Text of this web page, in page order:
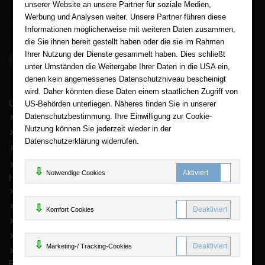
05563 / 9996039
AHA-BUCH GmbH
Garlebsen 48
Wir sind gerne für Sie persönlich da.
Über AHA-BUCH
AGB
Impressum
Widerruf
Hilfe
Kontakt
Sitemap
Newsletter
Mein Konto
unserer Website an unsere Partner für soziale Medien,
Werbung und Analysen weiter. Unsere Partner führen diese
Informationen möglicherweise mit weiteren Daten zusammen,
die Sie ihnen bereit gestellt haben oder die sie im Rahmen
Ihrer Nutzung der Dienste gesammelt haben. Dies schließt
unter Umständen die Weitergabe Ihrer Daten in die USA ein,
denen kein angemessenes Datenschutzniveau bescheinigt
wird. Daher könnten diese Daten einem staatlichen Zugriff von
US-Behörden unterliegen. Näheres finden Sie in unserer
Datenschutzbestimmung. Ihre Einwilligung zur Cookie-
Nutzung können Sie jederzeit wieder in der
Datenschutzerklärung widerrufen.
Notwendige Cookies
Komfort Cookies
Marketing-/ Tracking-Cookies